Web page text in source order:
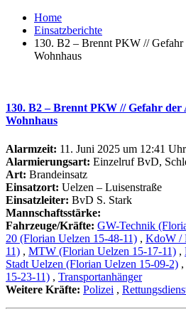
Home
Einsatzberichte
130. B2 – Brennt PKW // Gefahr
Wohnhaus
130. B2 – Brennt PKW // Gefahr der
Wohnhaus
Alarmzeit: 11. Juni 2025 um 12:41 Uhr
Alarmierungsart: Einzelruf BvD,
Art: Brandeinsatz
Einsatzort: Uelzen – Luisenstraße
Einsatzleiter: BvD S. Stark
Mannschaftsstärke:
Fahrzeuge/Kräfte: GW-Technik
20 (Florian Uelzen 15-48-11) , KdoW /
11) , MTW (Florian Uelzen 15-17-11) ,
Stadt Uelzen (Florian Uelzen 15-09-2) ,
15-23-11) , Transportanhänger
Weitere Kräfte: Polizei ,